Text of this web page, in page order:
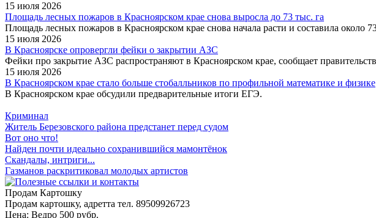
15 июля 2026
Площадь лесных пожаров в Красноярском крае снова выросла до 73 тыс. га
Площадь лесных пожаров в Красноярском крае снова начала расти и составила около
15 июля 2026
В Красноярске опровергли фейки о закрытии АЗС
Фейки про закрытие АЗС распространяют в Красноярском крае, сообщает
15 июля 2026
В Красноярском крае стало больше стобалльников по профильной математике и физике
В Красноярском крае обсудили предварительные итоги ЕГЭ.
Криминал
Житель Березовского района предстанет перед судом
Вот оно что!
Найден почти идеально сохранившийся мамонтёнок
Скандалы, интриги...
Газманов раскритиковал молодых артистов
Продам Картошку
Продам картошку, адретта тел. 89509926723
Цена: Ведро 500 рубр.